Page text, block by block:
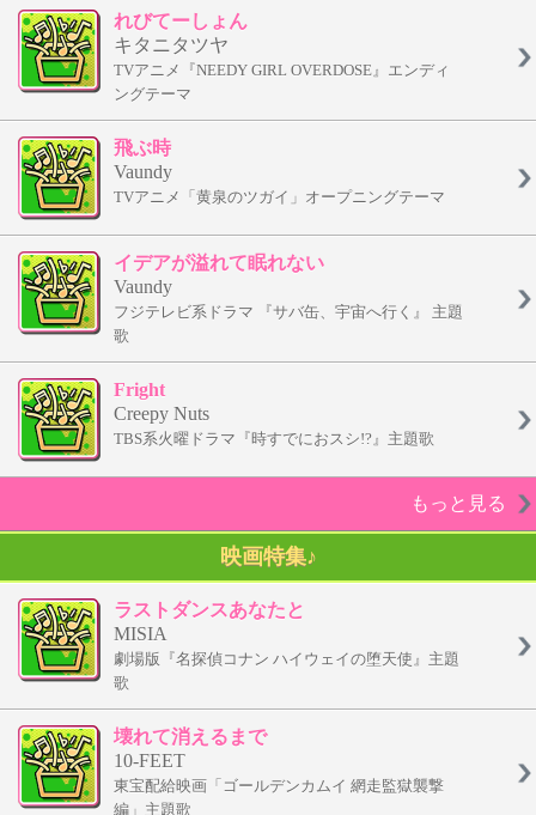
れびてーしょん
キタニタツヤ
TVアニメ『NEEDY GIRL OVERDOSE』エンディ
ングテーマ
飛ぶ時
Vaundy
TVアニメ「黄泉のツガイ」オープニングテーマ
イデアが溢れて眠れない
Vaundy
フジテレビ系ドラマ 『サバ缶、宇宙へ行く』 主題
歌
Fright
Creepy Nuts
TBS系火曜ドラマ『時すでにおスシ!?』主題歌
もっと見る
映画特集♪
ラストダンスあなたと
MISIA
劇場版『名探偵コナン ハイウェイの堕天使』主題
歌
壊れて消えるまで
10-FEET
東宝配給映画「ゴールデンカムイ 網走監獄襲撃
編」主題歌